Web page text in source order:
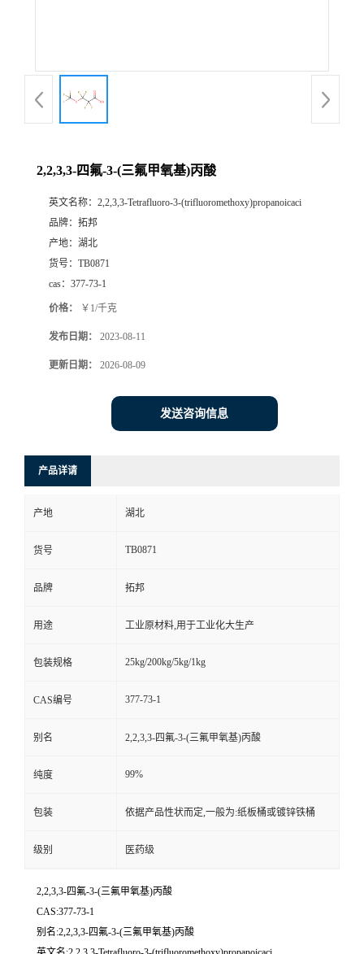
2,2,3,3-四氟-3-(三氟甲氧基)丙酸
英文名称： 2,2,3,3-Tetrafluoro-3-(trifluoromethoxy)propanoicaci
品牌： 拓邦
产地： 湖北
货号： TB0871
cas： 377-73-1
价格： ￥1/千克
发布日期： 2023-08-11
更新日期： 2026-08-09
发送咨询信息
产品详请
产地 湖北
货号 TB0871
品牌 拓邦
用途 工业原材料,用于工业化大生产
包装规格 25kg/200kg/5kg/1kg
CAS编号 377-73-1
别名 2,2,3,3-四氟-3-(三氟甲氧基)丙酸
纯度 99%
包装 依据产品性状而定,一般为:纸板桶或镀锌铁桶
级别 医药级
2,2,3,3-四氟-3-(三氟甲氧基)丙酸
CAS:377-73-1
别名:2,2,3,3-四氟-3-(三氟甲氧基)丙酸